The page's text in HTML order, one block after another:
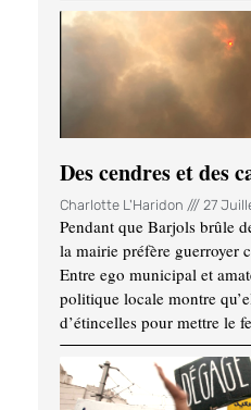
Des cendres et des
Charlotte L'Haridon 27
Pendant que Barjols brûle
la mairie préfère guerroyer
Entre ego municipal et
politique locale montre
d’étincelles pour mettre le